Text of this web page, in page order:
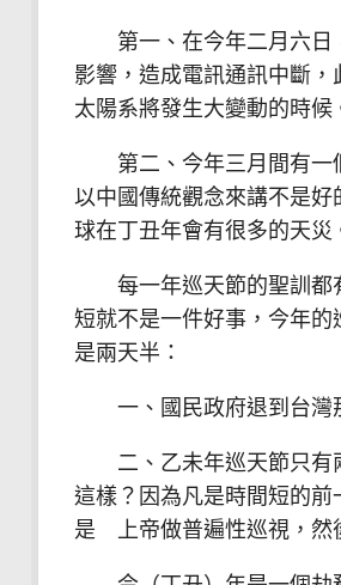
第一、在今年二月六日，
影響，造成電訊通訊中斷
太陽系將發生大變動的時候
第二、今年三月間有一個
以中國傳統觀念來講不是
球在丁丑年會有很多的天災
每一年巡天節的聖訓都有
短就不是一件好事，今年
是兩天半：
一、國民政府退到台灣
二、乙未年巡天節只有兩
這樣？因為凡是時間短的
是 上帝做普遍性巡視，然